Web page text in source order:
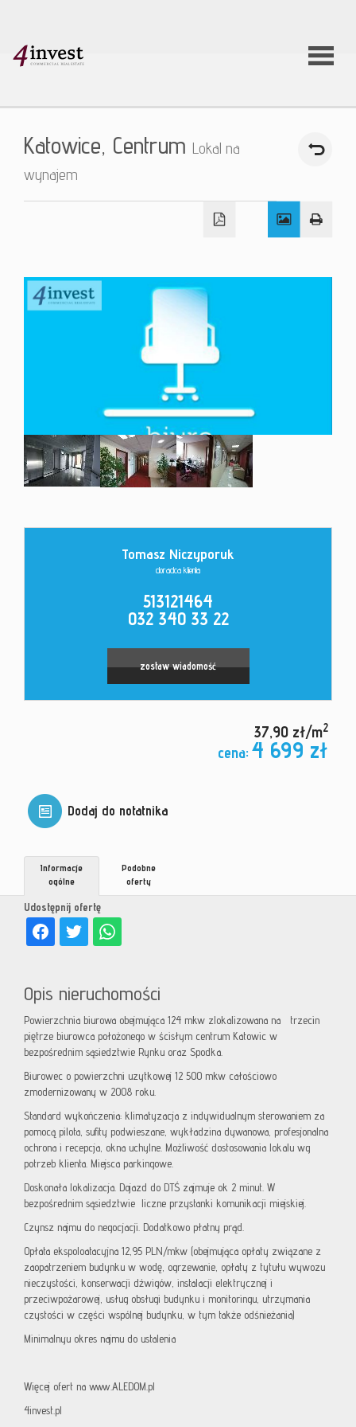
O firmie
Oferty
Katowice, Centrum Lokal na
wynajem
Tomasz Niczyporuk
doradca klienta
513121464
032 340 33 22
zostaw wiadomość
37,90 zł/m2
cena: 4 699 zł
Dodaj do notatnika
Udostępnij ofertę
Informacje
ogólne
Podobne
oferty
Opis nieruchomości
Powierzchnia biurowa obejmująca 124 mkw zlokalizowana na trzecin
piętrze biurowca położonego w ścisłym centrum Katowic w
bezpośrednim sąsiedztwie Rynku oraz Spodka.
Biurowec o powierzchni uzytkowej 12 500 mkw całościowo
zmodernizowany w 2008 roku.
Standard wykończenia: klimatyzacja z indywidualnym sterowaniem za
pomocą pilota, sufity podwieszane, wykładzina dywanowa, profesjonalna
ochrona i recepcja, okna uchylne. Możliwość dostosowania lokalu wg
potrzeb klienta. Miejsca parkingowe.
Doskonała lokalizacja. Dojazd do DTŚ zajmuje ok 2 minut. W
bezpośrednim sąsiedztwie liczne przystanki komunikacji miejskiej.
Czynsz najmu do negocjacji. Dodatkowo płatny prąd.
Opłata ekspoloatacyjna 12,95 PLN/mkw (obejmująca opłaty związane z
zaopatrzeniem budynku w wodę, ogrzewanie, opłaty z tytułu wywozu
nieczystości, konserwacji dźwigów, instalacji elektrycznej i
przeciwpożarowej, usług obsługi budynku i monitoringu, utrzymania
czystości w części wspólnej budynku, w tym także odśnieżania)
Minimalnyu okres najmu do ustalenia
Więcej ofert na www.ALEDOM.pl
4invest.pl